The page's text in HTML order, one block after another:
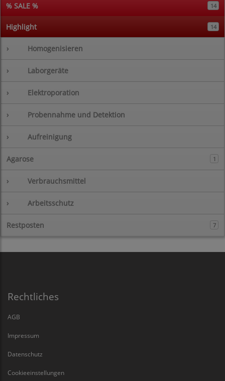
% SALE % 14
Highlight 14
› Homogenisieren
› Laborgeräte
› Elektroporation
› Probennahme und Detektion
› Aufreinigung
Agarose 1
› Verbrauchsmittel
› Arbeitsschutz
Restposten 7
Rechtliches
AGB
Impressum
Datenschutz
Cookieeinstellungen